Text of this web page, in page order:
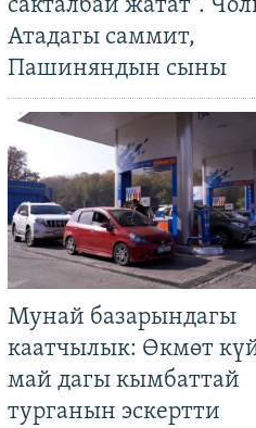
сакталбай жатат".
Атадагы саммит,
Пашиняндын сыны
Мунай базарындагы
каатчылык: Өкмөт
май дагы кымбаттай
турганын эскертти